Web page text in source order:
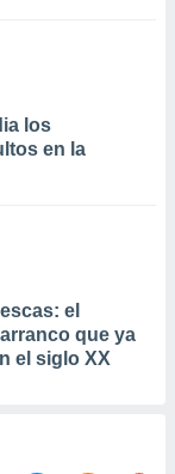
los
en la
el
que ya
el siglo XX